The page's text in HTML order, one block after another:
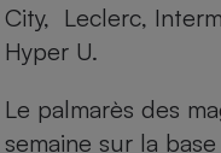
City, Leclerc,
Hyper U.
Le palmarès des
semaine sur la